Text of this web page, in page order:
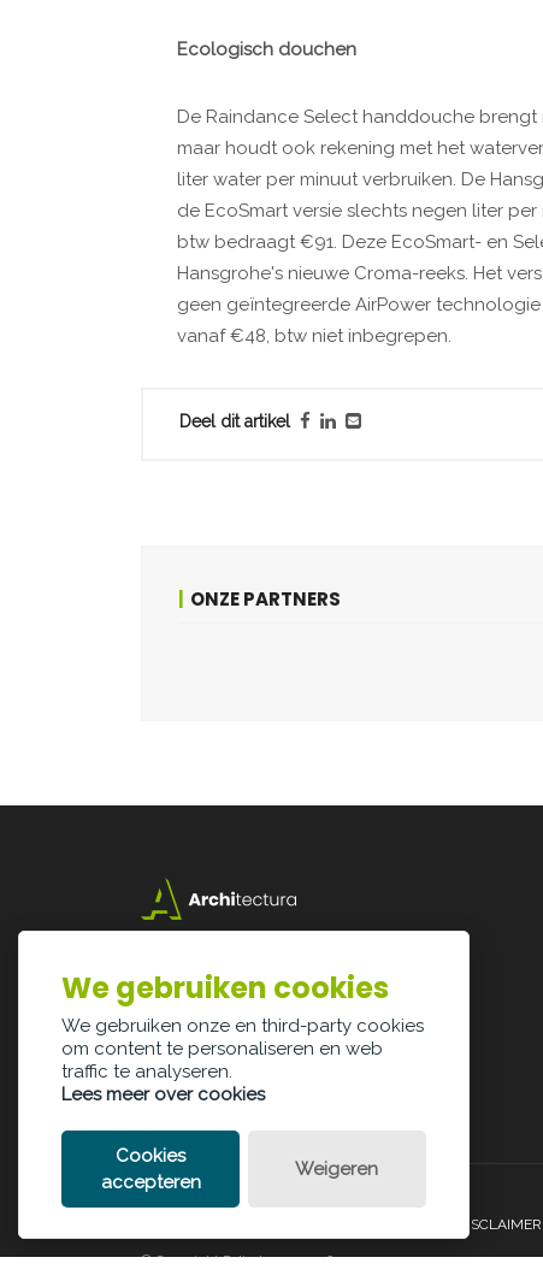
Ecologisch douchen
De Raindance Select handdouche
maar houdt ook rekening met het
liter water per minuut verbruiken. De
de EcoSmart versie slechts negen liter
btw bedraagt €91. Deze EcoSmart- en
Hansgrohe's nieuwe Croma-reeks. Het
geen geïntegreerde AirPower
vanaf €48, btw niet inbegrepen.
Deel dit artikel
ONZE PARTNERS
3500 Hasselt
info@architectura.be
LEGAL DISCLAIMER
© Copyright Palindroom 2026
We gebruiken cookies
We gebruiken onze en third-party cookies
om content te personaliseren en web
traffic te analyseren.
Lees meer over cookies
Cookies
accepteren
Weigeren